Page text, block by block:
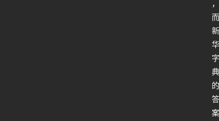
，
而
新
华
字
典
的
答
案